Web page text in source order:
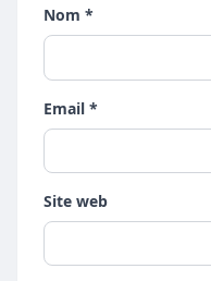
Nom *
Email *
Site web